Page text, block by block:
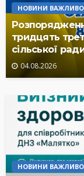
НОВИНИ
тридцять
сільської
04.08.2026
НОВИНИ